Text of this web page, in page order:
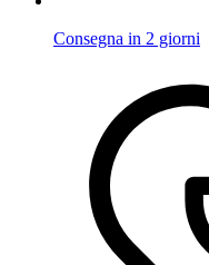
Consegna in 2 giorni